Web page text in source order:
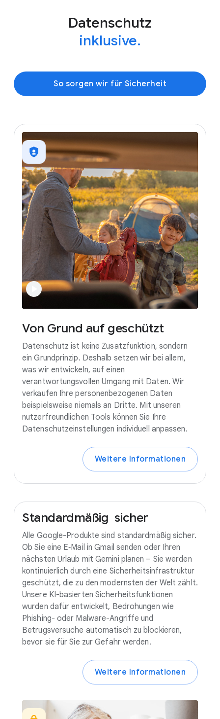
Datenschutz
inklusive.
So sorgen wir für Sicherheit
Von Grund auf geschützt
Datenschutz ist keine Zusatzfunktion, sondern
ein Grundprinzip. Deshalb setzen wir bei allem,
was wir entwickeln, auf einen
verantwortungsvollen Umgang mit Daten. Wir
verkaufen Ihre personenbezogenen Daten
beispielsweise niemals an Dritte. Mit unseren
nutzerfreundlichen Tools können Sie Ihre
Datenschutzeinstellungen individuell anpassen.
Weitere Informationen
Standardmäßig sicher
Alle Google-Produkte sind standardmäßig sicher.
Ob Sie eine E‑Mail in Gmail senden oder Ihren
nächsten Urlaub mit Gemini planen – Sie werden
kontinuierlich durch eine Sicherheitsinfrastruktur
geschützt, die zu den modernsten der Welt zählt.
Unsere KI-basierten Sicherheitsfunktionen
wurden dafür entwickelt, Bedrohungen wie
Phishing- oder Malware-Angriffe und
Betrugsversuche automatisch zu blockieren,
bevor sie für Sie zur Gefahr werden.
Weitere Informationen